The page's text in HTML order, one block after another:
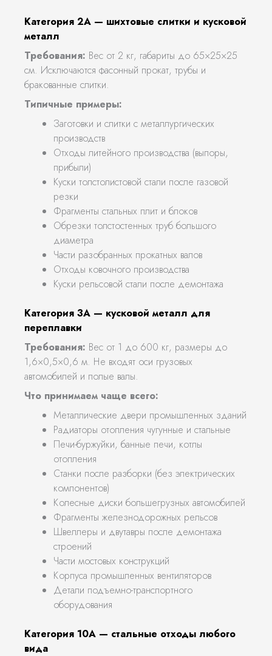
Категория 2А — шихтовые слитки и кусковой
металл
Требования: Вес от 2 кг, габариты до 65×25×25
см. Исключаются фасонный прокат, трубы и
бракованные слитки.
Типичные примеры:
Заготовки и слитки с металлургических
производств
Отходы литейного производства (выпоры,
прибыли)
Куски толстолистовой стали после газовой
резки
Фрагменты стальных плит и блоков
Обрезки толстостенных труб большого
диаметра
Части разобранных прокатных валов
Отходы ковочного производства
Куски рельсовой стали после демонтажа
Категория 3А — кусковой металл для
переплавки
Требования: Вес от 1 до 600 кг, размеры до
1,6×0,5×0,6 м. Не входят оси грузовых
автомобилей и полые валы.
Что принимаем чаще всего:
Металлические двери промышленных зданий
Радиаторы отопления чугунные и стальные
Печи-буржуйки, банные печи, котлы
отопления
Станки после разборки (без электрических
компонентов)
Колесные диски большегрузных автомобилей
Фрагменты железнодорожных рельсов
Швеллеры и двутавры после демонтажа
строений
Части мостовых конструкций
Корпуса промышленных вентиляторов
Детали подъемно-транспортного
оборудования
Категория 10А — стальные отходы любого
вида